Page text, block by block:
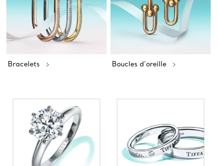
Bracelets Boucles d’oreille